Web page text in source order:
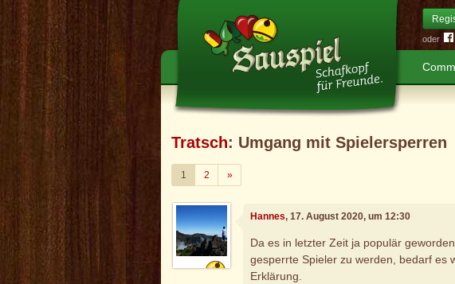
oder
Tratsch: Umgang mit Spielersperren
1 2 »Weiter
Hannes, 17. August 2020, um 12:30
Da es in letzter Zeit ja populär
gesperrte Spieler zu werden, bedarf es
Erklärung.